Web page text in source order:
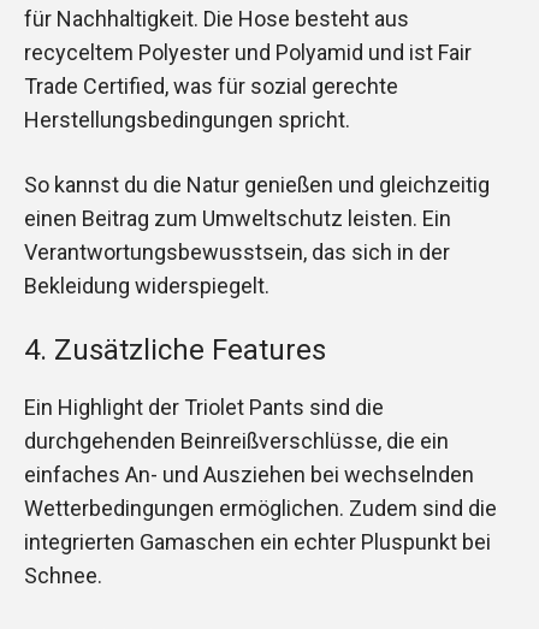
für Nachhaltigkeit. Die Hose besteht aus
recyceltem Polyester und Polyamid und ist Fair
Trade Certified, was für sozial gerechte
Herstellungsbedingungen spricht.
So kannst du die Natur genießen und gleichzeitig
einen Beitrag zum Umweltschutz leisten. Ein
Verantwortungsbewusstsein, das sich in der
Bekleidung widerspiegelt.
4. Zusätzliche Features
Ein Highlight der Triolet Pants sind die
durchgehenden Beinreißverschlüsse, die ein
einfaches An- und Ausziehen bei wechselnden
Wetterbedingungen ermöglichen. Zudem sind die
integrierten Gamaschen ein echter Pluspunkt bei
Schnee.